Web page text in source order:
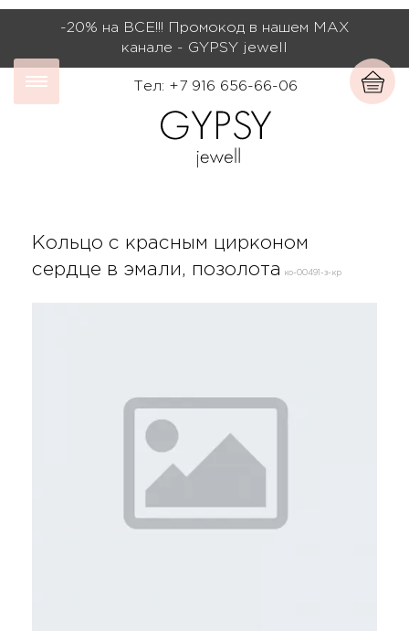
-20% на ВСЕ!!! Промокод в нашем МАХ
канале - GYPSY jewell
Тел: +7 916 656-66-06
Кольцо с красным цирконом
сердце в эмали, позолота
ко-00491-з-кр